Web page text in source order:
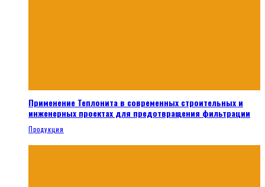
Применение Теплонита в современных строительных и
инженерных проектах для предотвращения фильтрации
Продукция